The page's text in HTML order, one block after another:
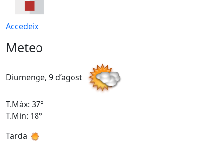
Accedeix
Meteo
Diumenge, 9 d’agost
T.Màx: 37°
T.Min: 18°
Tarda